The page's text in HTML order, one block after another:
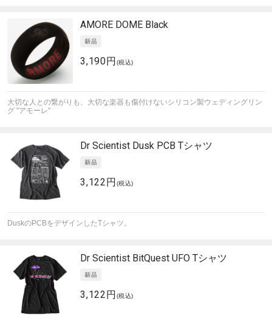
AMORE DOME Black
3,190円 (税込)
大切な人との繋がりも、大切な楽器も傷付けないシリコン製ウェディングリン
グ "アモーレ"
Dr Scientist Dusk PCB Tシャツ
3,122円 (税込)
DuskのPCBをデザインしたTシャツ。
Dr Scientist BitQuest UFO Tシャツ
3,122円 (税込)